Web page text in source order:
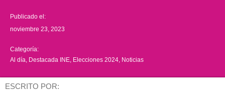
Publicado el:
noviembre 23, 2023
Categoría:
Al día Destacada INE Elecciones 2024 Noticias
ESCRITO POR: